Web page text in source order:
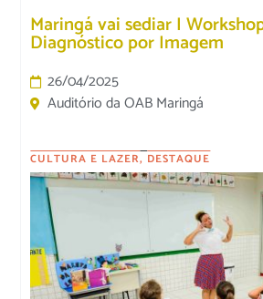
Maringá vai sediar I
Diagnóstico por Imagem
26/04/2025
Auditório da OAB Maringá
CULTURA E LAZER, DESTAQUE